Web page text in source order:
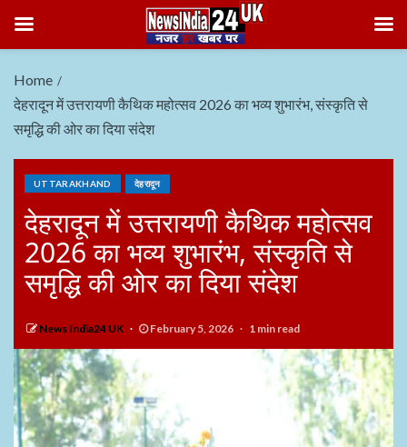
Home
देहरादून में उत्तरायणी कैथिक महोत्सव 2026 का भव्य शुभारंभ, संस्कृति से
समृद्धि की ओर का दिया संदेश
UTTARAKHAND देहरादून
देहरादून में उत्तरायणी कैथिक महोत्सव
2026 का भव्य शुभारंभ, संस्कृति से
समृद्धि की ओर का दिया संदेश
News India24 UK February 5, 2026 1 min read